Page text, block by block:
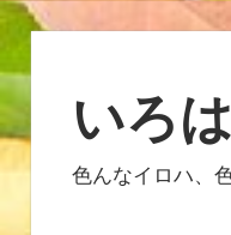
ン
ン
いろ
色んなイロハ、